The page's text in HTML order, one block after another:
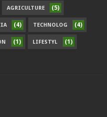
AGRICULTURE (5)
(4) TECHNOLOG (4)
(1) LIFESTYL (1)